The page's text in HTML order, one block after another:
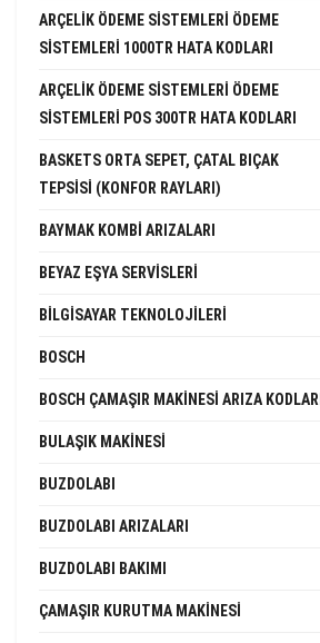
ARÇELIK ÖDEME SISTEMLERI ÖDEME
SISTEMLERI 1000TR HATA KODLARI
ARÇELIK ÖDEME SISTEMLERI ÖDEME
SISTEMLERI POS 300TR HATA KODLARI
BASKETS ORTA SEPET, ÇATAL BIÇAK
TEPSISI (KONFOR RAYLARI)
BAYMAK KOMBI ARIZALARI
BEYAZ EŞYA SERVISLERI
BILGISAYAR TEKNOLOJILERI
BOSCH
BOSCH ÇAMAŞIR MAKINESI ARIZA KODLARI
BULAŞIK MAKINESI
BUZDOLABI
BUZDOLABI ARIZALARI
BUZDOLABI BAKIMI
ÇAMAŞIR KURUTMA MAKINESI